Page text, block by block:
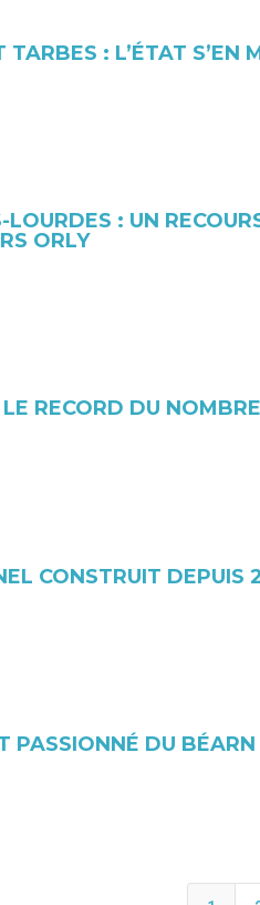
: L’ÉTAT S’EN
: UN
ORLY
RECORD DU
CONSTRUIT
PASSIONNÉ DU BÉARN